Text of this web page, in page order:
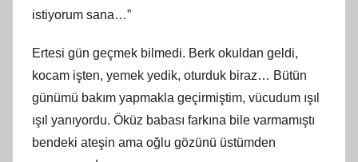
istiyorum sana…”
Ertesi gün geçmek bilmedi. Berk okuldan geldi,
kocam işten, yemek yedik, oturduk biraz… Bütün
günümü bakım yapmakla geçirmiştim, vücudum ışıl
ışıl yanıyordu. Öküz babası farkına bile varmamıştı
bendeki ateşin ama oğlu gözünü üstümden